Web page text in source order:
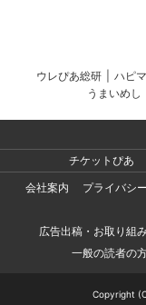
ウレぴあ総研 ハピ
うまいめし
チケットぴあ
会社案内
プライバシ
広告出稿・お取り組
一般の読者の
Copyright